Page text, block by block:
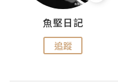
魚堅日記
追蹤